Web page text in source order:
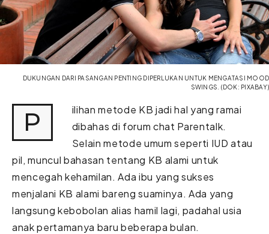
DUKUNGAN DARI PASANGAN PENTING DIPERLUKAN UNTUK MENGATASI MOOD
SWINGS. (DOK: PIXABAY)
P
ilihan metode KB jadi hal yang ramai
dibahas di forum chat Parentalk.
Selain metode umum seperti IUD atau
pil, muncul bahasan tentang KB alami untuk
mencegah kehamilan. Ada ibu yang sukses
menjalani KB alami bareng suaminya. Ada yang
langsung kebobolan alias hamil lagi, padahal usia
anak pertamanya baru beberapa bulan.